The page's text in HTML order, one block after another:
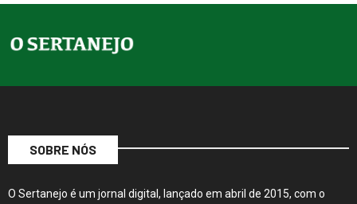
SOBRE NÓS
O Sertanejo é um jornal digital, lançado em abril de 2015, com o